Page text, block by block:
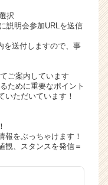
択
説明会参加URLを送信
を送付しますので、事
ご案内しています
ために重要なポイント
いただいています！
報をぶっちゃけます！
観、スタンスを発信＝